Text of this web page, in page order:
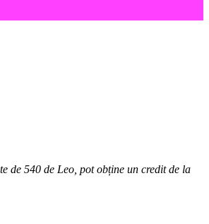
de 540 de Leo, pot obține un credit de la